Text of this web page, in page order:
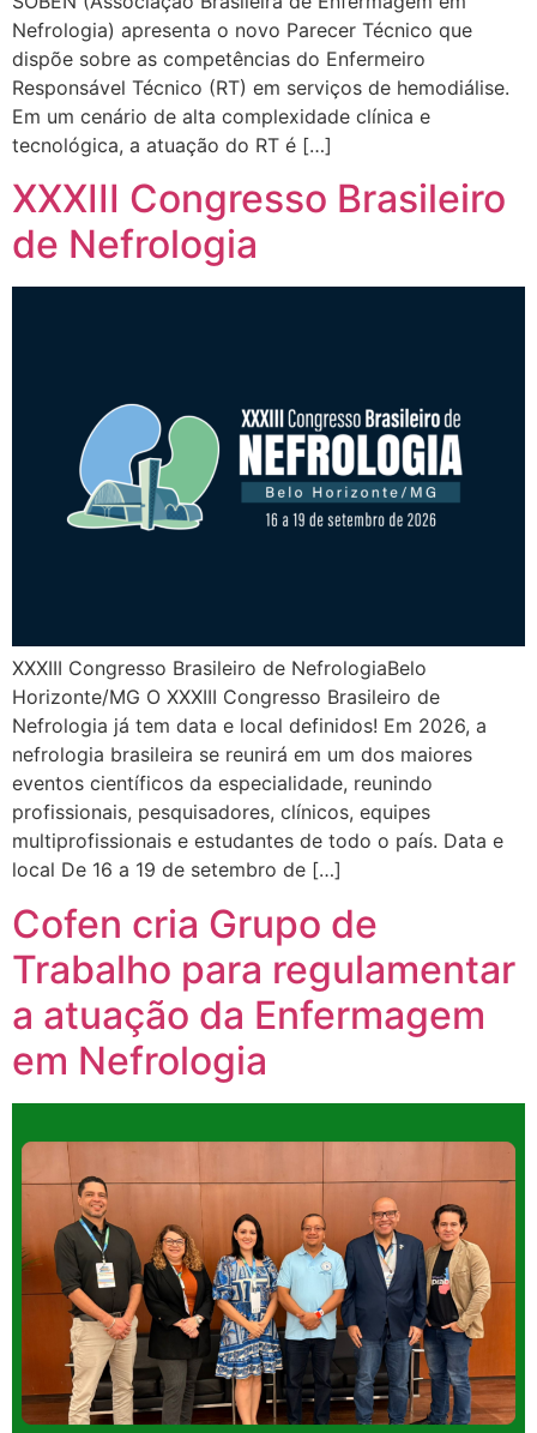
Nefrologia) apresenta o novo Parecer Técnico que
dispõe sobre as competências do Enfermeiro
Responsável Técnico (RT) em serviços de hemodiálise.
Em um cenário de alta complexidade clínica e
tecnológica, a atuação do RT é […]
XXXIII Congresso Brasileiro
de Nefrologia
XXXIII Congresso Brasileiro de NefrologiaBelo
Horizonte/MG O XXXIII Congresso Brasileiro de
Nefrologia já tem data e local definidos! Em 2026, a
nefrologia brasileira se reunirá em um dos maiores
eventos científicos da especialidade, reunindo
profissionais, pesquisadores, clínicos, equipes
multiprofissionais e estudantes de todo o país. Data e
local De 16 a 19 de setembro de […]
Cofen cria Grupo de
Trabalho para regulamentar
a atuação da Enfermagem
em Nefrologia